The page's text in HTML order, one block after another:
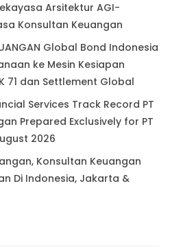
Arsitektur AGI-
Konsultan Keuangan
Global Bond Indonesia
ke Mesin Kesiapan
71 dan Settlement Global
Services Track Record PT
Prepared Exclusively for PT
2026
Konsultan Keuangan
Di Indonesia, Jakarta &